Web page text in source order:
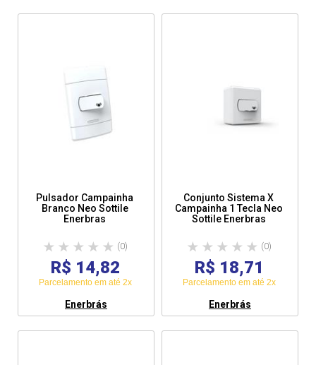
Pulsador Campainha
Branco Neo Sottile
Enerbras
(0)
R$ 14,82
Parcelamento em até 2x
Enerbrás
Conjunto Sistema X
Campainha 1 Tecla Neo
Sottile Enerbras
(0)
R$ 18,71
Parcelamento em até 2x
Enerbrás